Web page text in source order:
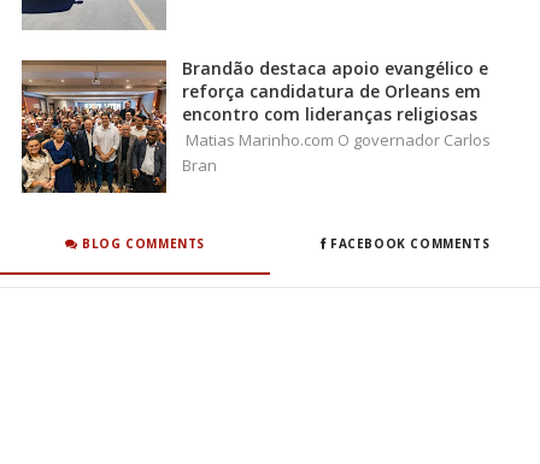
Brandão destaca apoio evangélico e
reforça candidatura de Orleans em
encontro com lideranças religiosas
Matias Marinho.com O governador Carlos
Bran
BLOG COMMENTS FACEBOOK COMMENTS